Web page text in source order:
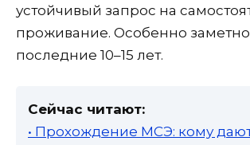
устойчивый запрос на
проживание. Особенно заметно
последние 10–15 лет.
Сейчас читают:
• Прохождение МСЭ: кому